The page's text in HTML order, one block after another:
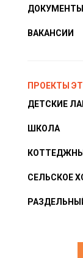
ДОКУМЕНТЫ
ВАКАНСИИ
ПРОЕКТЫ
ДЕТСКИЕ
ШКОЛА
СЕЛЬСКОЕ